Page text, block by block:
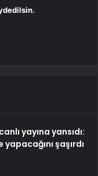
yayına yansıdı:
şaşırdı